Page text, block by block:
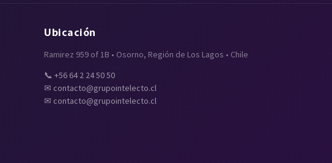
Ubicación
Ramirez 959 of 1B • Osorno, Región de Los Lagos • Chile
📞 +56 64 2 24 50 50
✉ contacto@grupointelecto.cl
✉ contacto@grupointelecto.cl